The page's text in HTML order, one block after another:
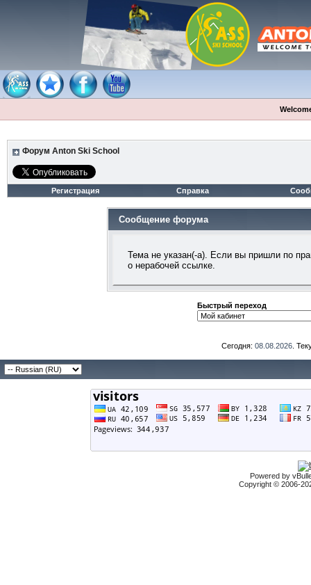
Форум Anton Ski School
Регистрация Справка
Сообщение форума
Тема не указан(-а). Если вы пришли по
о нерабочей ссылке.
Быстрый переход
Сегодня: 08.08.2026 .
Powered by
Copyright © 2006-